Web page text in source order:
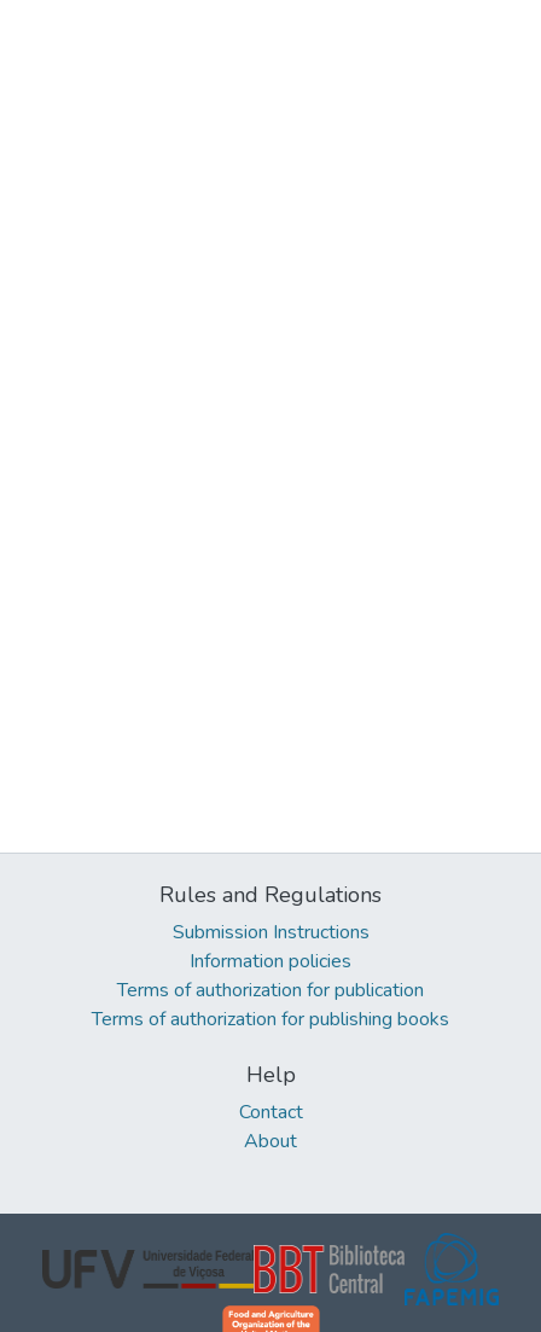
Rules and Regulations
Submission Instructions
Information policies
Terms of authorization for publication
Terms of authorization for publishing books
Help
Contact
About